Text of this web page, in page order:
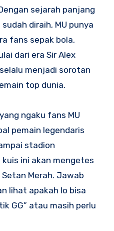
sejarah panjang
diraih, MU punya
fans sepak bola,
dari era Sir Alex
menjadi sorotan
top dunia.
ngaku fans MU
pemain legendaris
stadion
ini akan mengetes
Merah. Jawab
lihat apakah lo bisa
GG” atau masih perlu